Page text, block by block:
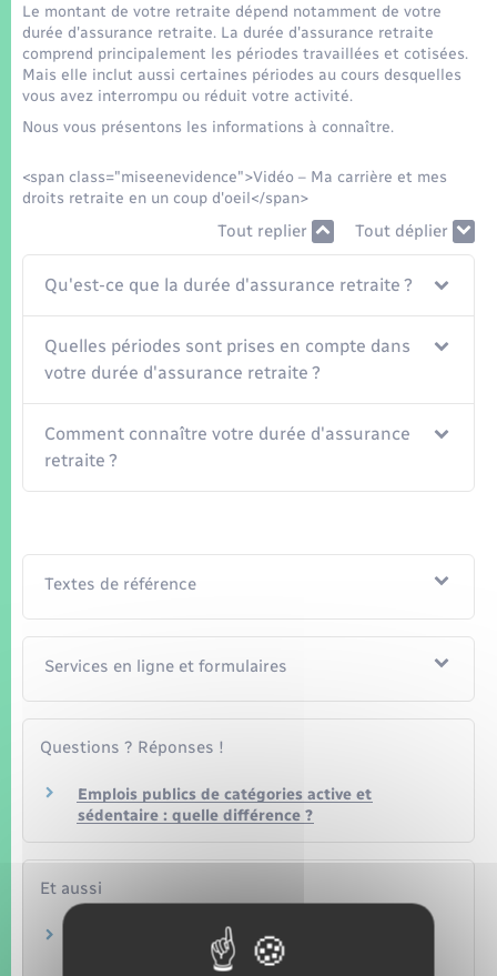
Transports
Voirie et espace public
Le montant de votre retraite dépend notamment de votre
durée d'assurance retraite. La durée d'assurance retraite
comprend principalement les périodes travaillées et cotisées.
Mais elle inclut aussi certaines périodes au cours desquelles
vous avez interrompu ou réduit votre activité.
Nous vous présentons les informations à connaître.
<span class="miseenevidence">Vidéo – Ma carrière et mes
droits retraite en un coup d'oeil</span>
Tout replier Tout déplier
Qu'est-ce que la durée d'assurance retraite ?
Quelles périodes sont prises en compte dans
votre durée d'assurance retraite ?
Comment connaître votre durée d'assurance
retraite ?
Textes de référence
Services en ligne et formulaires
Questions ? Réponses !
Emplois publics de catégories active et
sédentaire : quelle différence ?
Et aussi
Pour les agents contractuels de la fonction